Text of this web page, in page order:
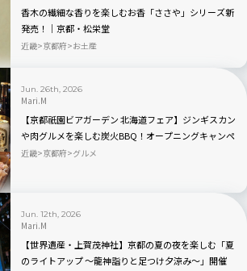
香木の繊細な香りを楽しむお香「ささや」シリーズ新
発売！｜京都・松栄堂
近畿 京都府 お土産
Jun. 26th, 2026
Mari.M
【京都祇園ビアガーデン 北海道フェア】ジンギスカン
や肉グルメを楽しむ炭火BBQ！オープニングキャンペ
ーンもあり
近畿 京都府 グルメ
Jun. 12th, 2026
Mari.M
【世界遺産・上賀茂神社】京都の夏の夜を楽しむ「夏
のライトアップ ～龍神詣りと足つけ夕涼み～」開催